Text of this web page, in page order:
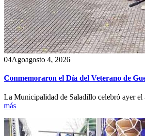
04Agoagosto 4, 2026
Conmemoraron el Día del Veterano de
La Municipalidad de Saladillo celebró ayer el
más